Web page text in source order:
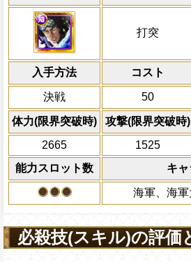
打突
入手方法 コスト
決戦 50
体力(限界突破時) 攻撃(限界突破時)
2665
1525
能力スロット数
キ
海軍、海
2ターンの間、
船長効果
必殺技
アクション
自分の基礎ステ
ステータスに上乗
黄猿 赤犬
スロット封
心属性の被
打突タイプキャ
必殺技(スキル)の評価